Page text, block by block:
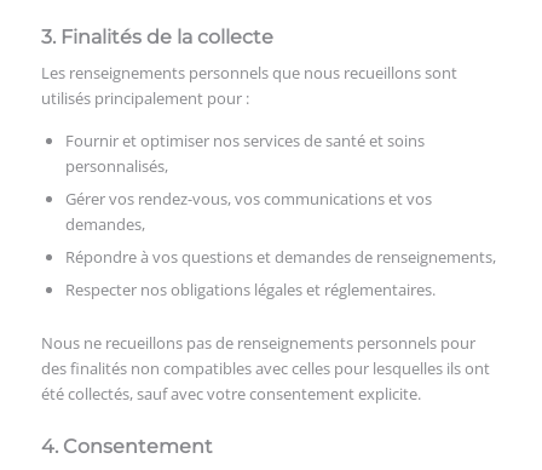
3. Finalités de la collecte
Les renseignements personnels que nous recueillons sont
utilisés principalement pour :
Fournir et optimiser nos services de santé et soins
personnalisés,
Gérer vos rendez-vous, vos communications et vos
demandes,
Répondre à vos questions et demandes de renseignements,
Respecter nos obligations légales et réglementaires.
Nous ne recueillons pas de renseignements personnels pour
des finalités non compatibles avec celles pour lesquelles ils ont
été collectés, sauf avec votre consentement explicite.
4. Consentement